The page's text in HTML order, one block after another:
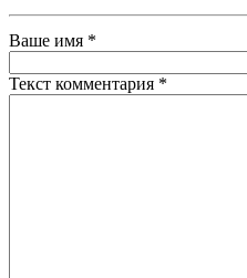
Ваше имя *
Текст комментария *